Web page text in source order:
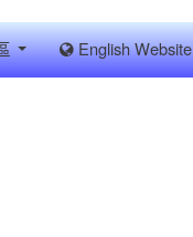
English Website